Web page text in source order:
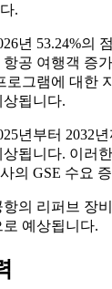
.
년 53.24%의
공 여행객 증
로그램에 대한
됩니다.
년부터 2032
됩니다. 이러
의 GSE 수요
의 리퍼브 장
예상됩니다.